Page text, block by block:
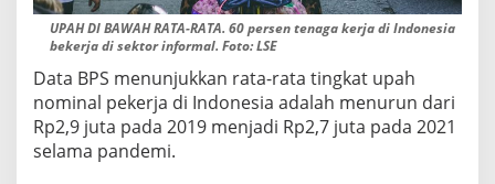
UPAH DI BAWAH RATA-RATA. 60 persen tenaga kerja di Indonesia
bekerja di sektor informal. Foto: LSE
Data BPS menunjukkan rata-rata tingkat upah
nominal pekerja di Indonesia adalah menurun dari
Rp2,9 juta pada 2019 menjadi Rp2,7 juta pada 2021
selama pandemi.